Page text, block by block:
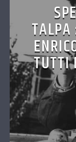
TALPA
TUTTI